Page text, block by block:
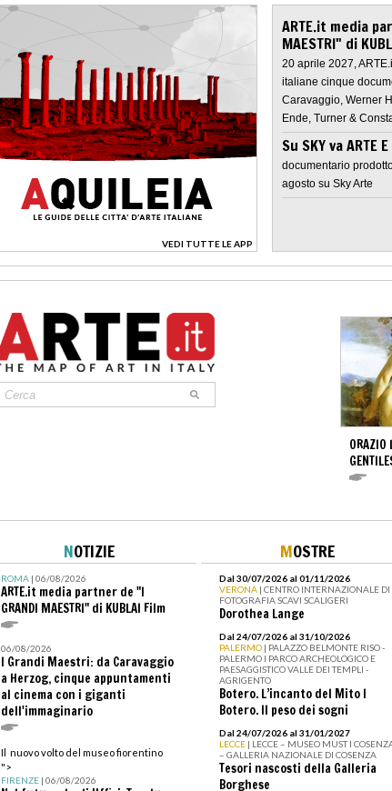
VEDI TUTTE LE APP
>
ARTE.it media
MAESTRI" di
20 aprile 2027,
italiane cinque
Caravaggio, Werner
Ende, Turner &
Su SKY va ARTE
documentario
agosto su Sky Arte
ORAZIO
NOTIZIE
ROMA| 06/08/2026
ARTE.it media partner de "I
GRANDI MAESTRI" di KUBLAI Film
06/08/2026
I Grandi Maestri: da Caravaggio
a Herzog, cinque appuntamenti
al cinema con i giganti
dell'immaginario
Il nuovo volto del museo fiorentino
">
FIRENZE| 06/08/2026
MOSTRE
Dal 30/07/2026 al 01/11/2026
VERONA | CENTRO INTERNAZIONALE DI
FOTOGRAFIA SCAVI SCALIGERI
Dorothea Lange
Dal 24/07/2026 al 31/10/2026
PALERMO | PALAZZO BELMONTE RISO -
PALERMO I PARCO ARCHEOLOGICO E
PAESAGGISTICO VALLE DEI TEMPLI -
AGRIGENTO
Botero. L’incanto del Mito I
Botero. Il peso dei sogni
Dal 24/07/2026 al 31/01/2027
LECCE | LECCE – MUSEO MUST I
– GALLERIA NAZIONALE DI COSENZA
Tesori nascosti della Galleria
Borghese